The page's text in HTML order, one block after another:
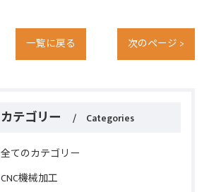
一覧に戻る 次のページ >
カテゴリー Categories
全てのカテゴリー
CNC機械加工